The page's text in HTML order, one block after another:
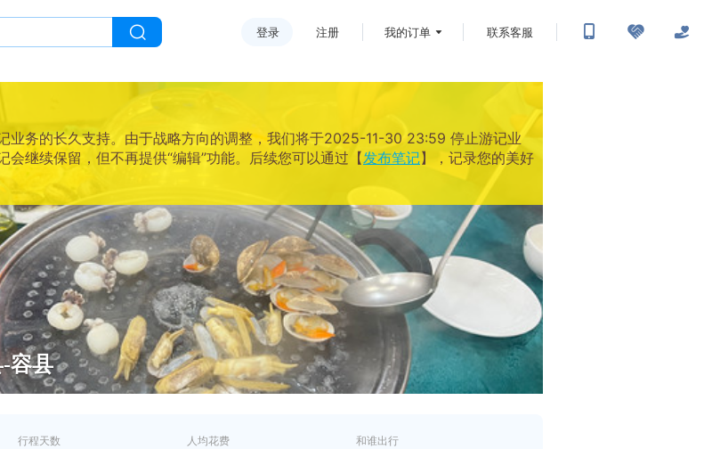
登录 注册 我的订单 联系客服
业务的长久支持。由于战略方向的调整，我们将于2025-11-30 23:59 停止游记业
会继续保留，但不再提供“编辑”功能。后续您可以通过【发布笔记】，记录您的美好
容县
行程天数 人均花费 和谁出行